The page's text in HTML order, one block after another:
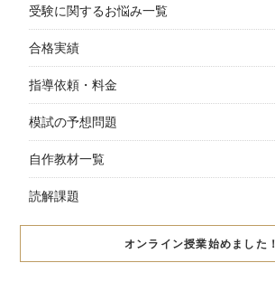
受験に関するお悩み一覧
合格実績
指導依頼・料金
模試の予想問題
自作教材一覧
読解課題
オンライン授業始めました！